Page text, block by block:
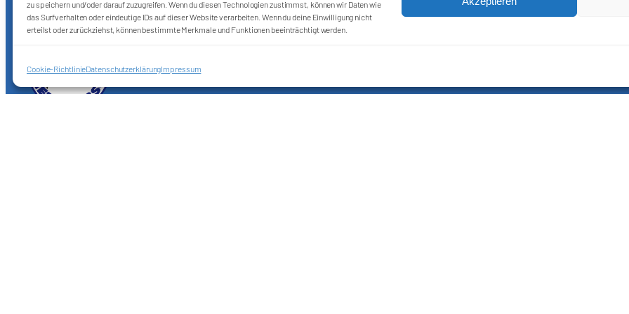
zu speichern und/oder darauf zuzugreifen. Wenn du diesen Technologien zustimmst, können wir Daten wie
das Surfverhalten oder eindeutige IDs auf dieser Website verarbeiten. Wenn du deine Einwilligung nicht
erteilst oder zurückziehst, können bestimmte Merkmale und Funktionen beeinträchtigt werden.
Cookie-RichtlinieDatenschutzerklärungImpressum
Kontakt